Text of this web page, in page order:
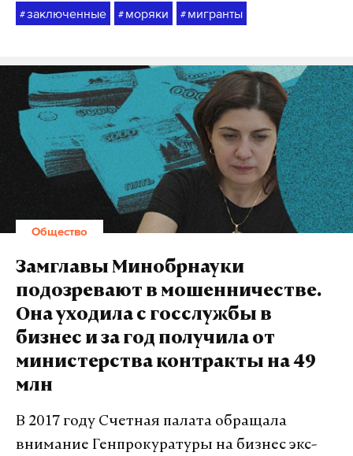
#заключенные # моряки # мигранты
Общество
Замглавы Минобрнауки
подозревают в мошенничестве.
Она уходила с госслужбы в
бизнес и за год получила от
министерства контракты на 49
млн
В 2017 году Счетная палата обращала
внимание Генпрокуратуры на бизнес экс-